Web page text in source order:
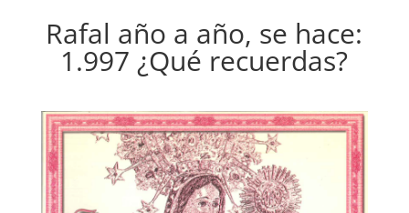
Rafal año a año, se hace:
1.997 ¿Qué recuerdas?